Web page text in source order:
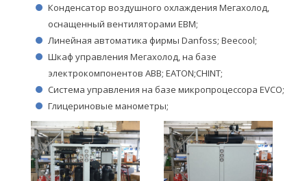
Конденсатор воздушного охлаждения Мегахолод,
оснащенный вентиляторами ЕВМ;
Линейная автоматика фирмы Danfoss; Beecool;
Шкаф управления Мегахолод, на базе
электрокомпонентов АВВ; EATON;CHINT;
Система управления на базе микропроцессора EVCO;
Глицериновые манометры;